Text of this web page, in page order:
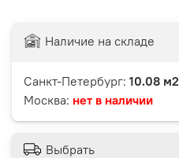
Наличие на складе
Санкт-Петербург: 10.08 м2
Москва: нет в наличии
Выбрать